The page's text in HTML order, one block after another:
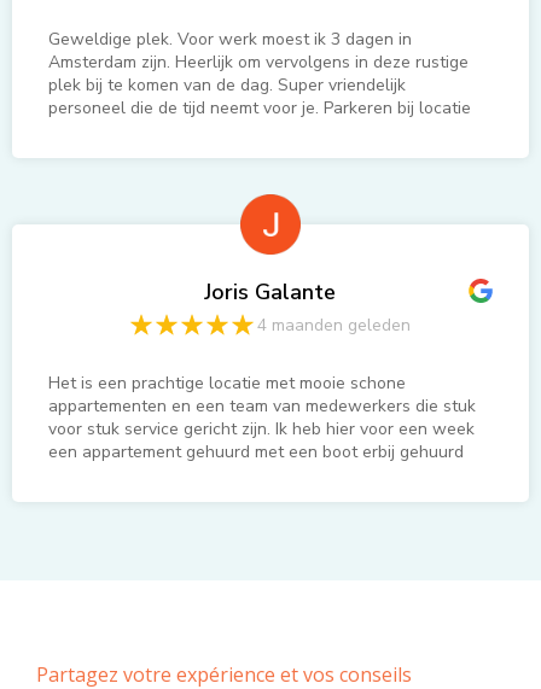
gunnen het jullie
Geweldige plek. Voor werk moest ik 3 dagen in
Amsterdam zijn. Heerlijk om vervolgens in deze rustige
plek bij te komen van de dag. Super vriendelijk
personeel die de tijd neemt voor je. Parkeren bij locatie
mijn locatie to co als ik in de buurt moet werken.
Joris Galante
4 maanden geleden
Het is een prachtige locatie met mooie schone
appartementen en een team van medewerkers die stuk
voor stuk service gericht zijn. Ik heb hier voor een week
een appartement gehuurd met een boot erbij gehuurd
komen en dat is uiteindelijk een heerlijke rustgevende
Partagez votre expérience et vos conseils